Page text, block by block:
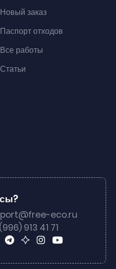
Новый заказ
Паспорт отходов
Все работы
Статьи
eco.ru
913 41 71